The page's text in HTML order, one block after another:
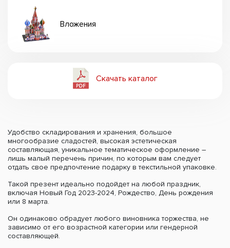
Вложения
Скачать каталог
Удобство складирования и хранения, большое
многообразие сладостей, высокая эстетическая
составляющая, уникальное тематическое оформление –
лишь малый перечень причин, по которым вам следует
отдать свое предпочтение подарку в текстильной упаковке.
Такой презент идеально подойдет на любой праздник,
включая Новый Год 2023-2024, Рождество, День рождения
или 8 марта.
Он одинаково обрадует любого виновника торжества, не
зависимо от его возрастной категории или гендерной
составляющей.